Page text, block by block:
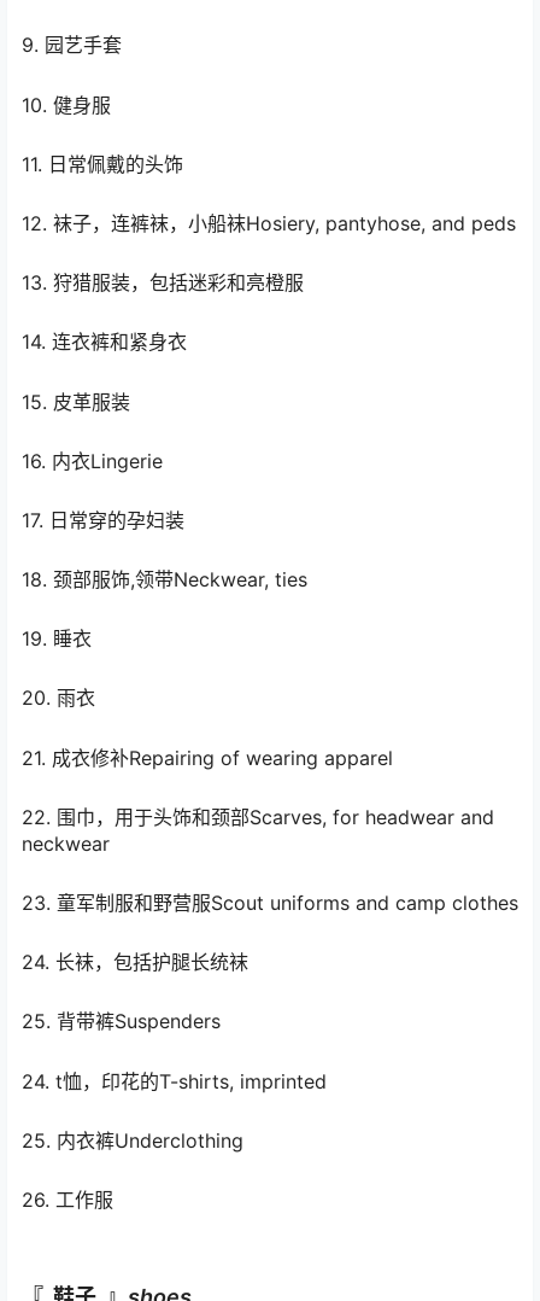
9. 园艺手套
10. 健身服
11. 日常佩戴的头饰
12. 袜子，连裤袜，小船袜Hosiery, pantyhose, and peds
13. 狩猎服装，包括迷彩和亮橙服
14. 连衣裤和紧身衣
15. 皮革服装
16. 内衣Lingerie
17. 日常穿的孕妇装
18. 颈部服饰,领带Neckwear, ties
19. 睡衣
20. 雨衣
21. 成衣修补Repairing of wearing apparel
22. 围巾，用于头饰和颈部Scarves, for headwear and
neckwear
23. 童军制服和野营服Scout uniforms and camp clothes
24. 长袜，包括护腿长统袜
25. 背带裤Suspenders
24. t恤，印花的T-shirts, imprinted
25. 内衣裤Underclothing
26. 工作服